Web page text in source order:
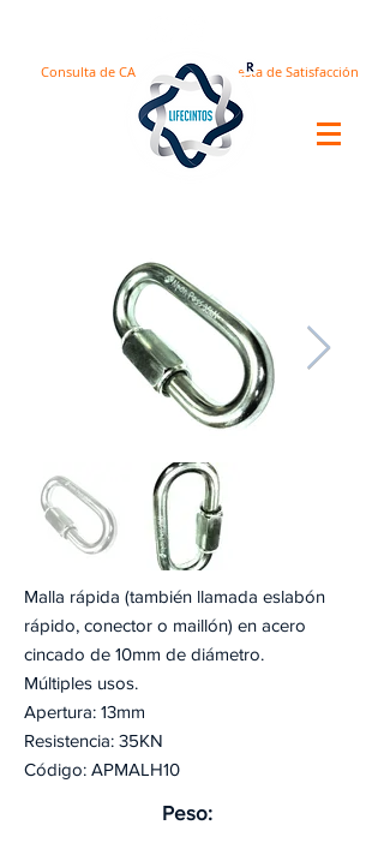
Encuesta de Satisfacción
Consulta de CA
Malla rápida (también llamada eslabón
rápido, conector o maillón) en acero
cincado de 10mm de diámetro.
Múltiples usos.
Apertura: 13mm
Resistencia: 35KN
Código: APMALH10
Peso: